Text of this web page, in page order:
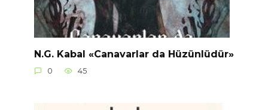
N.G. Kabal «Canavarlar da Hüzünlüdür»
0 45